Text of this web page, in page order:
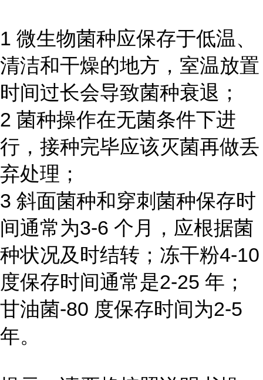
1 微生物菌种应保存于低温、
清洁和干燥的地方，室温放置
时间过长会导致菌种衰退；
2 菌种操作在无菌条件下进
行，接种完毕应该灭菌再做丢
弃处理；
3 斜面菌种和穿刺菌种保存时
间通常为3-6 个月，应根据菌
种状况及时结转；冻干粉4-10
度保存时间通常是2-25 年；
甘油菌-80 度保存时间为2-5
年。